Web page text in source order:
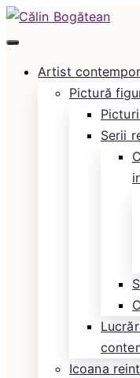
Skip
to
și sticlă, portrete
Artist
Pictură
Serii
Icoana